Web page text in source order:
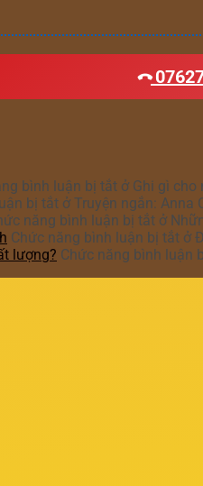
bình luận bị tắt ở Ghi gì cho
bị tắt ở Truyện ngắn: Anna
năng bình luận bị tắt ở
Chức năng bình luận bị tắt ở
lượng? Chức năng bình luận